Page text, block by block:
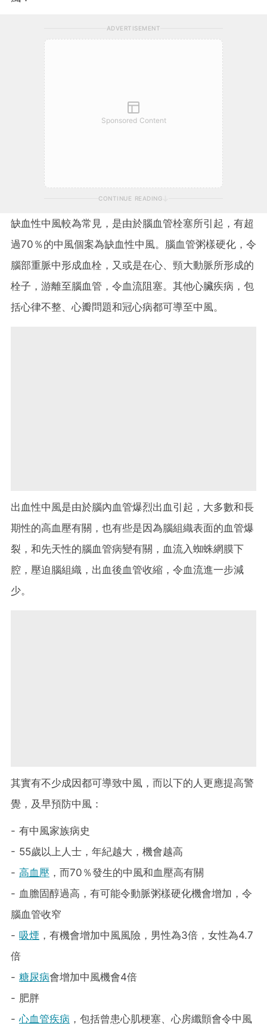
ADVERTISEMENT
Sponsored Content
CONTINUE READING
缺血性中風較為常見，是由於腦血管栓塞所引起，有超
過70％的中風個案為缺血性中風。腦血管粥樣硬化，令
腦部重脈中形成血栓，又或是在心、頸大動脈所形成的
栓子，游離至腦血管，令血流阻塞。其他心臟疾病，包
括心律不整、心瓣問題和冠心病都可導至中風。
出血性中風是由於腦內血管爆烈出血引起，大多數和長
期性的高血壓有關，也有些是因為腦組織表面的血管爆
裂，和先天性的腦血管病變有關，血流入蜘蛛網膜下
腔，壓迫腦組織，出血後血管收縮，令血流進一步減
少。
其實有不少成因都可導致中風，而以下的人更應提高警
覺，及早預防中風：
- 有中風家族病史
- 55歲以上人士，年紀越大，機會越高
- 高血壓 ，而70％發生的中風和血壓高有關
- 血膽固醇過高，有可能令動脈粥樣硬化機會增加，令
腦血管收窄
- 吸煙 ，有機會增加中風風險，男性為3倍，女性為4.7
倍
- 糖尿病會增加中風機會4倍
- 肥胖
-心血管疾病 ，包括曾患心肌梗塞、心房纖顫會令中風